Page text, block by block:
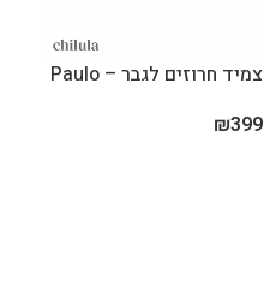
צמיד חרוזים לגבר – Paulo
₪399